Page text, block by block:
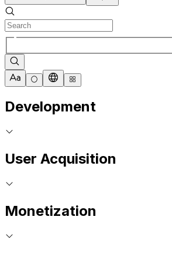
Development
User Acquisition
Monetization